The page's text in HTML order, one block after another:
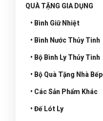
QUÀ TẶNG GIA DỤNG
• Bình Giữ Nhiệt
• Bình Nước Thủy Tinh
• Bộ Bình Ly Thủy Tinh
• Bộ Quà Tặng Nhà Bếp
• Các Sản Phẩm Khác
• Đế Lót Ly